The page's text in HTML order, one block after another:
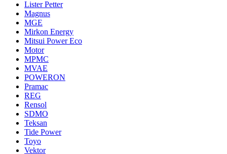
Lister Petter
Magnus
MGE
Mirkon Energy
Mitsui Power Eco
Motor
MPMC
MVAE
POWERON
Pramac
REG
Rensol
SDMO
Teksan
Tide Power
Toyo
Vektor